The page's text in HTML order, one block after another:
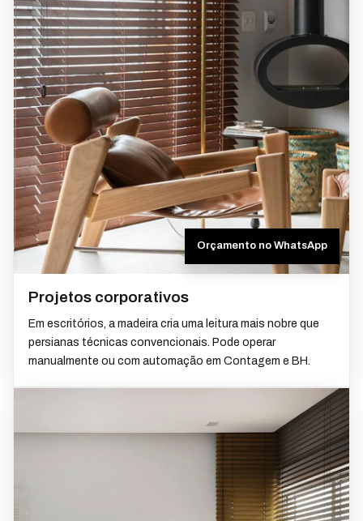
Projetos corporativos
Em escritórios, a madeira cria uma leitura mais nobre que
persianas técnicas convencionais. Pode operar
manualmente ou com automação em Contagem e BH.
Orçamento no WhatsApp